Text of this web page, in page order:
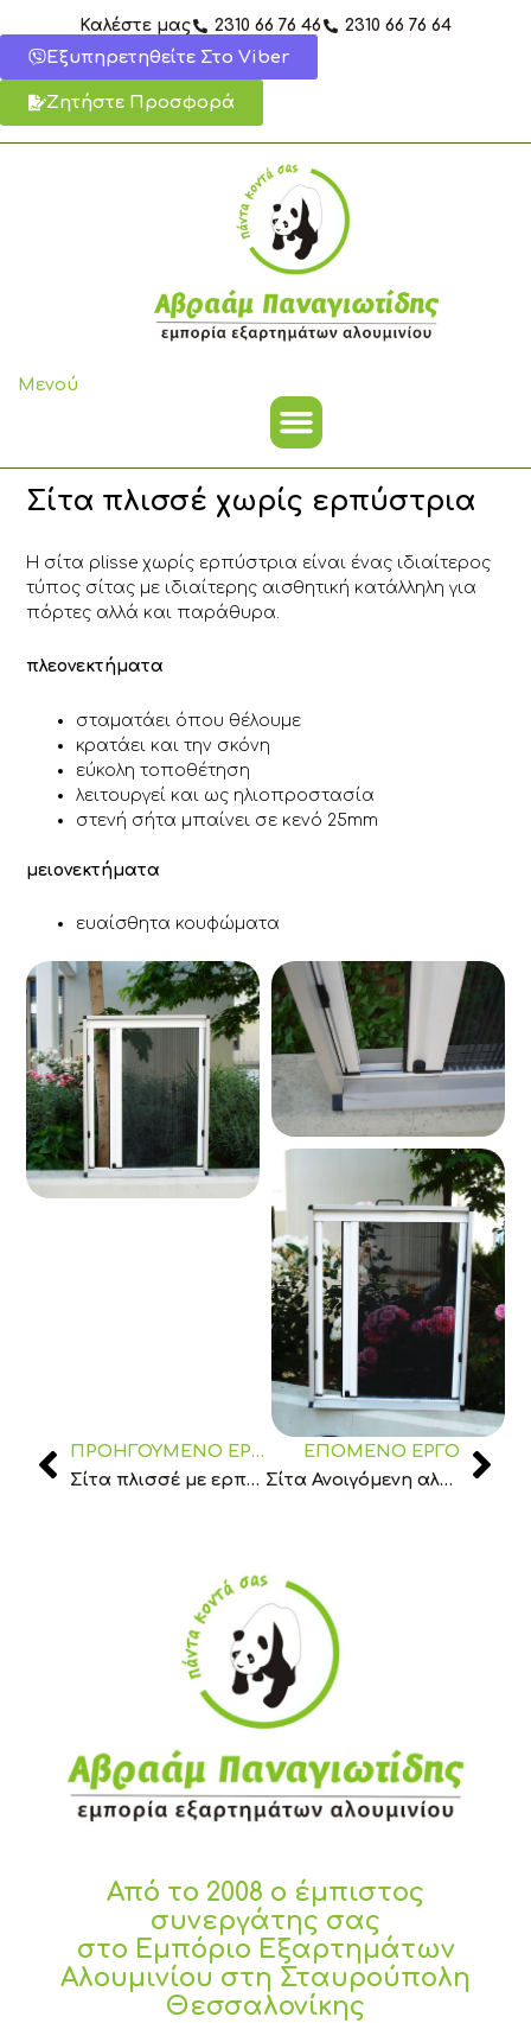
στο
περιεχόμενο
Καλέστε μας 2310 66 76 46 2310 66 76 64
Εξυπηρετηθείτε Στο Viber
Ζητήστε Προσφορά
Μενού
Σίτα πλισσέ χωρίς ερπύστρια
Η σίτα plisse χωρίς ερπύστρια είναι ένας ιδιαίτερος
τύπος σίτας με ιδιαίτερης αισθητική κατάλληλη για
πόρτες αλλά και παράθυρα.
πλεονεκτήματα
σταματάει όπου θέλουμε
κρατάει και την σκόνη
εύκολη τοποθέτηση
λειτουργεί και ως ηλιοπροστασία
στενή σήτα μπαίνει σε κενό 25mm
μειονεκτήματα
ευαίσθητα κουφώματα
Prev
ΠΡΟΗΓΟΎΜΕΝΟ ΈΡΓΟ
Σίτα πλισσέ με ερπύστρια με καδένα
ΕΠΌΜΕΝΟ ΈΡΓΟ
Σίτα Ανοιγόμενη αλουμινίου
Από το 2008 ο έμπιστος
συνεργάτης σας
στο Εμπόριο Εξαρτημάτων
Αλουμινίου στη Σταυρούπολη
Θεσσαλονίκης